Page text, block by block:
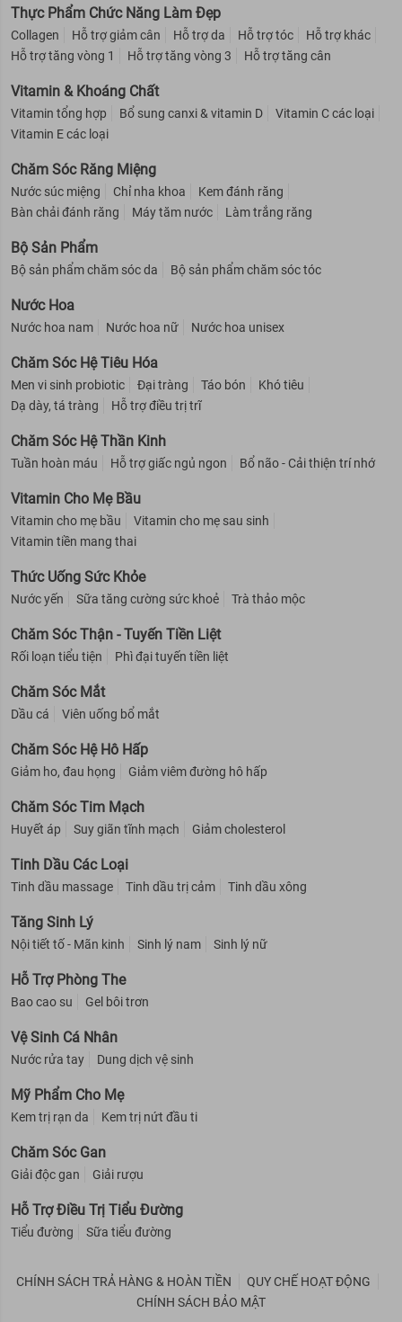
Thực Phẩm Chức Năng Làm Đẹp
Collagen Hỗ trợ giảm cân Hỗ trợ da Hỗ trợ tóc
Hỗ trợ khác
Hỗ trợ tăng vòng 1
Hỗ trợ tăng vòng 3 Hỗ trợ tăng cân
Vitamin & Khoáng Chất
Vitamin tổng hợp Bổ sung canxi & vitamin D
Vitamin C các loại
Vitamin E các loại
Chăm Sóc Răng Miệng
Nước súc miệng Chỉ nha khoa
Kem đánh răng
Bàn chải đánh răng
Máy tăm nước Làm trắng răng
Bộ Sản Phẩm
Bộ sản phẩm chăm sóc da Bộ sản phẩm chăm sóc tóc
Nước Hoa
Nước hoa nam Nước hoa nữ Nước hoa unisex
Chăm Sóc Hệ Tiêu Hóa
Men vi sinh probiotic Đại tràng Táo bón
Khó tiêu
Dạ dày, tá tràng
Hỗ trợ điều trị trĩ
Chăm Sóc Hệ Thần Kinh
Tuần hoàn máu Hỗ trợ giấc ngủ ngon Bổ não - Cải thiện trí nhớ
Vitamin Cho Mẹ Bầu
Vitamin cho mẹ bầu
Vitamin cho mẹ sau sinh
Vitamin tiền mang thai
Thức Uống Sức Khỏe
Nước yến Sữa tăng cường sức khoẻ Trà thảo mộc
Chăm Sóc Thận - Tuyến Tiền Liệt
Rối loạn tiểu tiện Phì đại tuyến tiền liệt
Chăm Sóc Mắt
Dầu cá Viên uống bổ mắt
Chăm Sóc Hệ Hô Hấp
Giảm ho, đau họng Giảm viêm đường hô hấp
Chăm Sóc Tim Mạch
Huyết áp Suy giãn tĩnh mạch Giảm cholesterol
Tinh Dầu Các Loại
Tinh dầu massage Tinh dầu trị cảm Tinh dầu xông
Tăng Sinh Lý
Nội tiết tố - Mãn kinh Sinh lý nam Sinh lý nữ
Hỗ Trợ Phòng The
Bao cao su Gel bôi trơn
Vệ Sinh Cá Nhân
Nước rửa tay Dung dịch vệ sinh
Mỹ Phẩm Cho Mẹ
Kem trị rạn da Kem trị nứt đầu ti
Chăm Sóc Gan
Giải độc gan Giải rượu
Hỗ Trợ Điều Trị Tiểu Đường
Tiểu đường Sữa tiểu đường
CHÍNH SÁCH TRẢ HÀNG & HOÀN TIỀN
QUY CHẾ HOẠT ĐỘNG
CHÍNH SÁCH BẢO MẬT